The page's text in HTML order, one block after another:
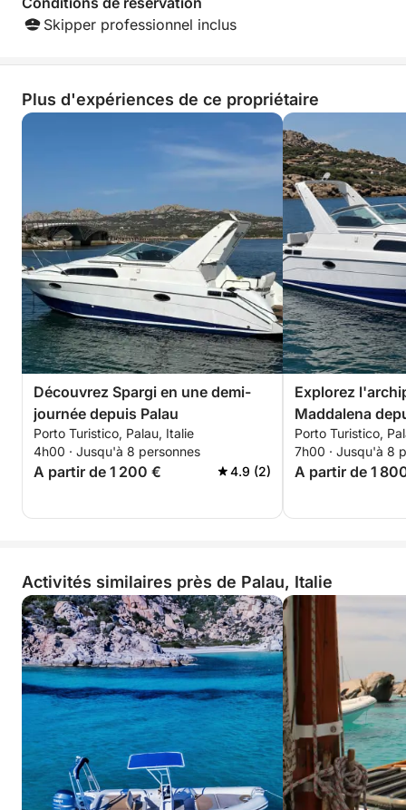
Skipper professionnel inclus
Plus d'expériences de ce propriétaire
Découvrez Spargi en une demi-
journée depuis Palau
Porto Turistico, Palau, Italie
4h00 · Jusqu'à 8 personnes
A partir de 1 200 € 4.9 (2)
Explorez
Maddalena
Porto Turistico,
7h00 · Jusqu'à 8
A partir de 1
Activités similaires près de Palau, Italie